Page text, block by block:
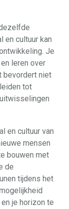
en cultuur kan
Je
leren over
bevordert niet
tot
en cultuur van
mensen
bouwen met
de
tijdens het
je horizon te